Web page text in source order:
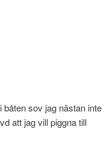
sov jag nästan inte
att jag vill piggna till